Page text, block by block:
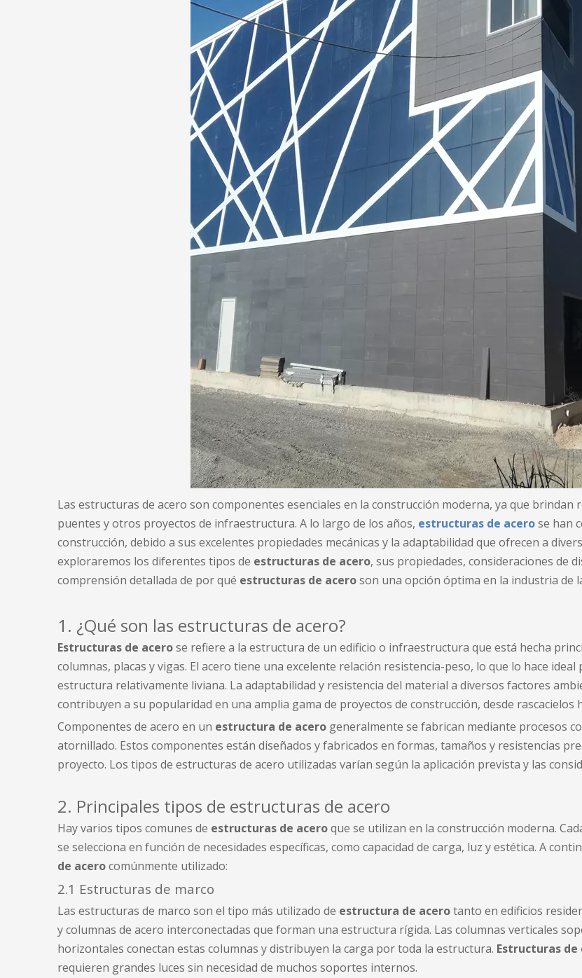
Las estructuras de acero son componentes esenciales en la construcción moderna, ya que brindan
puentes y otros proyectos de infraestructura. A lo largo de los años, estructuras de acerose han
construcción, debido a sus excelentes propiedades mecánicas y la adaptabilidad que ofrecen a
exploraremos los diferentes tipos de estructuras de acero, sus propiedades, consideraciones de
comprensión detallada de por qué estructuras de aceroson una opción óptima en la industria de
1. ¿Qué son las estructuras de acero?
Estructuras de acerose refiere a la estructura de un edificio o infraestructura que está hecha
columnas, placas y vigas. El acero tiene una excelente relación resistencia-peso, lo que lo hace
estructura relativamente liviana. La adaptabilidad y resistencia del material a diversos factores
contribuyen a su popularidad en una amplia gama de proyectos de construcción, desde
Componentes de acero en un estructura de acero generalmente se fabrican mediante procesos
atornillado. Estos componentes están diseñados y fabricados en formas, tamaños y resistencias
proyecto. Los tipos de estructuras de acero utilizadas varían según la aplicación prevista y las
2. Principales tipos de estructuras de acero
Hay varios tipos comunes de estructuras de aceroque se utilizan en la construcción moderna.
se selecciona en función de necesidades específicas, como capacidad de carga, luz y estética. A
de acerocomúnmente utilizado:
2.1 Estructuras de marco
Las estructuras de marco son el tipo más utilizado de estructura de acerotanto en edificios
y columnas de acero interconectadas que forman una estructura rígida. Las columnas verticales
horizontales conectan estas columnas y distribuyen la carga por toda la estructura. Estructuras
requieren grandes luces sin necesidad de muchos soportes internos.